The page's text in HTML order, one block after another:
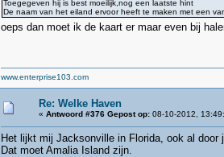
Toegegeven hij is best moeilijk,nog een laatste hint
De naam van het eiland ervoor heeft te maken met een
oeps dan moet ik de kaart er maar even bij
www.enterprise103.com
Re: Welke Haven
« Antwoord #376 Gepost op: 08-10-2012,
Het lijkt mij Jacksonville in Florida, ook al door
Dat moet Amalia Island zijn.